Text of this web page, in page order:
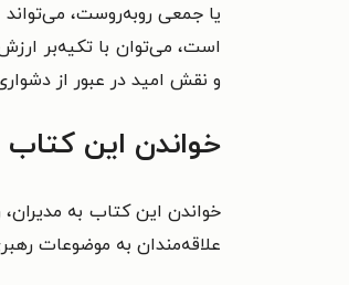
یا جمعی روبه‌روست،
است، می‌توان با تکیه‌بر
و نقش امید در عبور از
خواندن این
خواندن این کتاب به
علاقه‌مندان به موضوعات